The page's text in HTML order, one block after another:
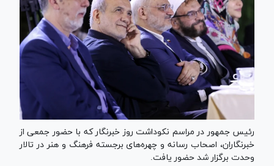
رئیس جمهور در مراسم نکوداشت روز خبرنگار که با حضور جمعی از
خبرنگاران، اصحاب رسانه و چهره‌های برجسته فرهنگ و هنر در تالار
وحدت برگزار شد حضور یافت.